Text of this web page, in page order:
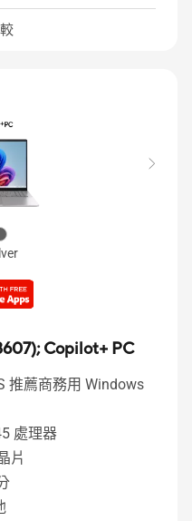
Copilot+ PC
推薦商務用 Windows
處理器
片